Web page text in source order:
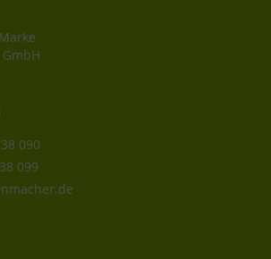
090
099